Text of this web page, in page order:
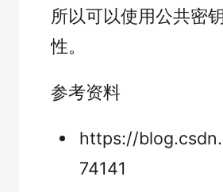
所以可以使用公共密
性。
参考资料
https://
74141